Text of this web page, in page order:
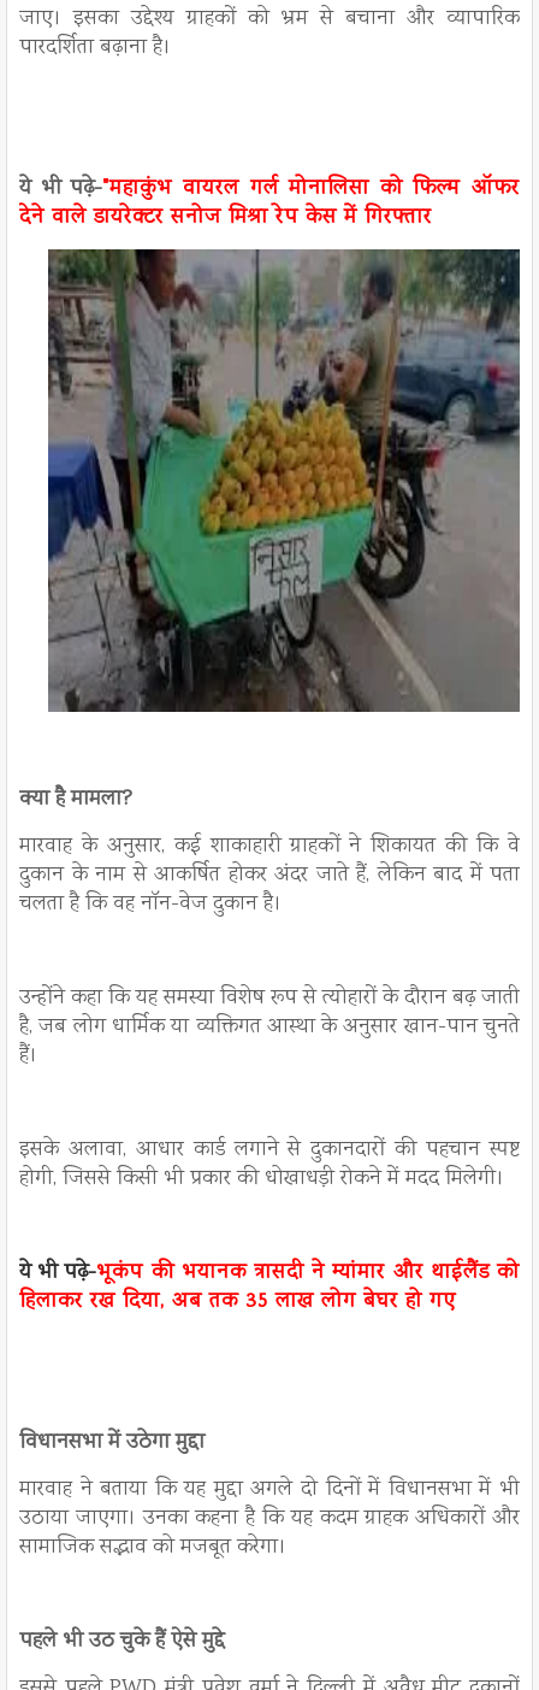
जाए। इसका उद्देश्य ग्राहकों को भ्रम से बचाना और व्यापारिक
पारदर्शिता बढ़ाना है।
ये भी पढ़े-"महाकुंभ वायरल गर्ल मोनालिसा को फिल्म ऑफर
देने वाले डायरेक्टर सनोज मिश्रा रेप केस में गिरफ्तार
क्या है मामला?
मारवाह के अनुसार, कई शाकाहारी ग्राहकों ने शिकायत की कि वे
दुकान के नाम से आकर्षित होकर अंदर जाते हैं, लेकिन बाद में पता
चलता है कि वह नॉन-वेज दुकान है।
उन्होंने कहा कि यह समस्या विशेष रूप से त्योहारों के दौरान बढ़ जाती
है, जब लोग धार्मिक या व्यक्तिगत आस्था के अनुसार खान-पान चुनते
हैं।
इसके अलावा, आधार कार्ड लगाने से दुकानदारों की पहचान स्पष्ट
होगी, जिससे किसी भी प्रकार की धोखाधड़ी रोकने में मदद मिलेगी।
ये भी पढ़े-भूकंप की भयानक त्रासदी ने म्यांमार और थाईलैंड को
हिलाकर रख दिया, अब तक 35 लाख लोग बेघर हो गए
विधानसभा में उठेगा मुद्दा
मारवाह ने बताया कि यह मुद्दा अगले दो दिनों में विधानसभा में भी
उठाया जाएगा। उनका कहना है कि यह कदम ग्राहक अधिकारों और
सामाजिक सद्भाव को मजबूत करेगा।
पहले भी उठ चुके हैं ऐसे मुद्दे